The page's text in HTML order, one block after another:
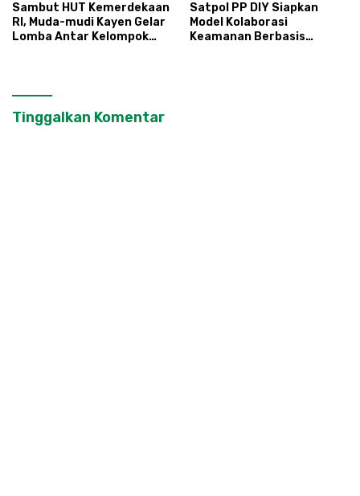
Sambut HUT Kemerdekaan
RI, Muda-mudi Kayen Gelar
Lomba Antar Kelompok
Satpol PP DIY Siapkan
Model Kolaborasi
Keamanan Berbasis
Tinggalkan Komentar